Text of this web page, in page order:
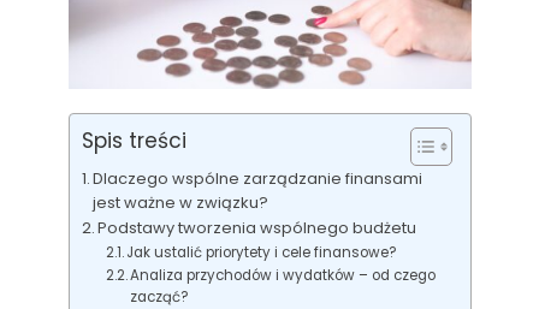
Spis treści
Dlaczego wspólne zarządzanie finansami
jest ważne w związku?
Podstawy tworzenia wspólnego budżetu
Jak ustalić priorytety i cele finansowe?
Analiza przychodów i wydatków – od czego
zacząć?